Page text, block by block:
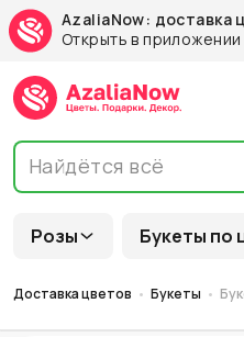
AzaliaNow: доставка
Открыть в приложении
Розы Букеты по
Доставка цветов Букеты